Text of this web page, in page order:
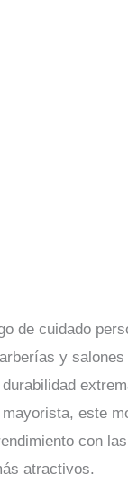
de cuidado
y salones
este
con
atractivos.